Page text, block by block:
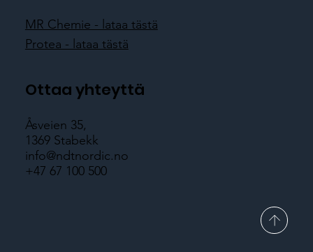
MR Chemie - lataa tästä
Protea - lataa tästä
Ottaa yhteyttä
Åsveien 35,
1369 Stabekk
info@ndtnordic.no
+47 67 100 500